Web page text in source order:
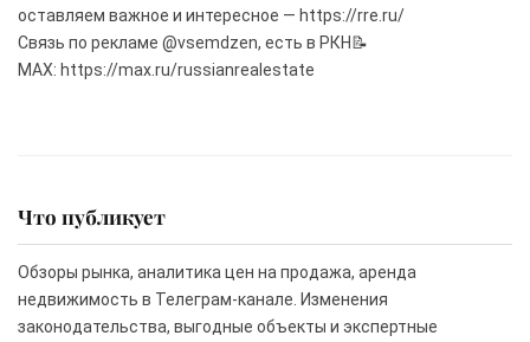
оставляем важное и интересное — https://rre.ru/
Связь по рекламе @vsemdzen, есть в РКН📝
MAX: https://max.ru/russianrealestate
Что публикует
Обзоры рынка, аналитика цен на продажа, аренда
недвижимость в Телеграм-канале. Изменения
законодательства, выгодные объекты и экспертные